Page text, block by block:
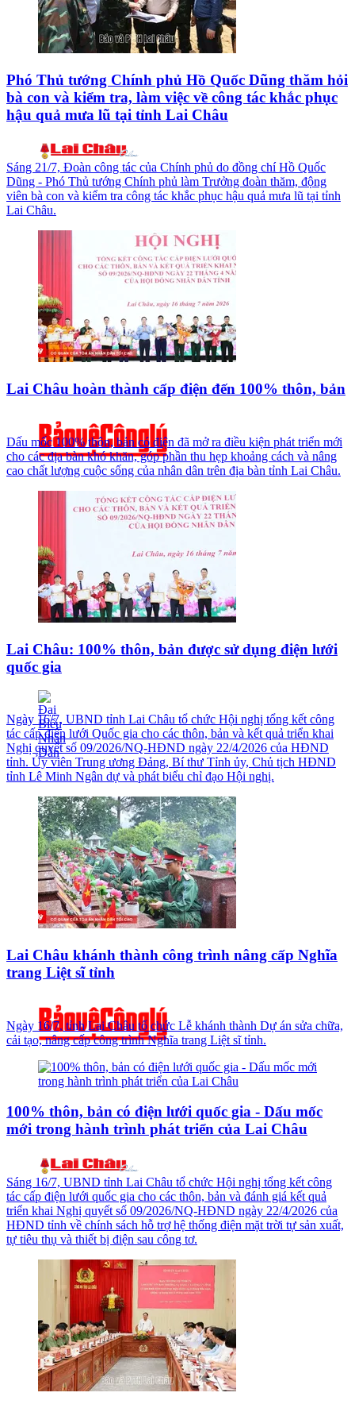
Phó Thủ tướng Chính phủ Hồ Quốc Dũng thăm hỏi
bà con và kiểm tra, làm việc về công tác khắc phục
hậu quả mưa lũ tại tỉnh Lai Châu
Sáng 21/7, Đoàn công tác của Chính phủ do đồng chí Hồ Quốc
Dũng - Phó Thủ tướng Chính phủ làm Trưởng đoàn thăm, động
viên bà con và kiểm tra công tác khắc phục hậu quả mưa lũ tại tỉnh
Lai Châu.
Lai Châu hoàn thành cấp điện đến 100% thôn, bản
Dấu mốc 100% thôn, bản có điện đã mở ra điều kiện phát triển mới
cho các địa bàn khó khăn, góp phần thu hẹp khoảng cách và nâng
cao chất lượng cuộc sống của nhân dân trên địa bàn tỉnh Lai Châu.
Lai Châu: 100% thôn, bản được sử dụng điện lưới
quốc gia
Ngày 16/7, UBND tỉnh Lai Châu tổ chức Hội nghị tổng kết công
tác cấp điện lưới Quốc gia cho các thôn, bản và kết quả triển khai
Nghị quyết số 09/2026/NQ-HĐND ngày 22/4/2026 của HĐND
tỉnh. Ủy viên Trung ương Đảng, Bí thư Tỉnh ủy, Chủ tịch HĐND
tỉnh Lê Minh Ngân dự và phát biểu chỉ đạo Hội nghị.
Lai Châu khánh thành công trình nâng cấp Nghĩa
trang Liệt sĩ tỉnh
Ngày 16/7, tỉnh Lai Châu tổ chức Lễ khánh thành Dự án sửa chữa,
cải tạo, nâng cấp công trình Nghĩa trang Liệt sĩ tỉnh.
100% thôn, bản có điện lưới quốc gia - Dấu mốc
mới trong hành trình phát triển của Lai Châu
Sáng 16/7, UBND tỉnh Lai Châu tổ chức Hội nghị tổng kết công
tác cấp điện lưới quốc gia cho các thôn, bản và đánh giá kết quả
triển khai Nghị quyết số 09/2026/NQ-HĐND ngày 22/4/2026 của
HĐND tỉnh về chính sách hỗ trợ hệ thống điện mặt trời tự sản xuất,
tự tiêu thụ và thiết bị điện sau công tơ.